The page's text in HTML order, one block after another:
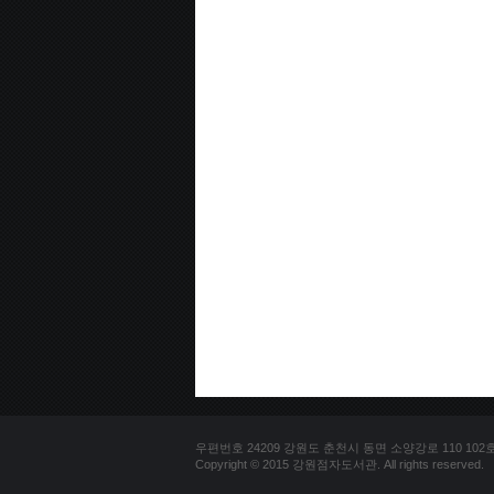
우편번호 24209 강원도 춘천시 동면 소양강로 110 102
Copyright © 2015 강원점자도서관. All rights reserved.